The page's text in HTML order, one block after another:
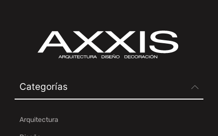
Categorías
Arquitectura